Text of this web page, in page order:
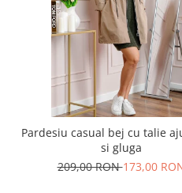
Pardesiu casual bej cu talie
si gluga
209,00 RON173,00